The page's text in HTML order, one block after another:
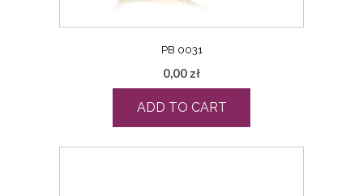
PB 0031
0,00 zł
ADD TO CART